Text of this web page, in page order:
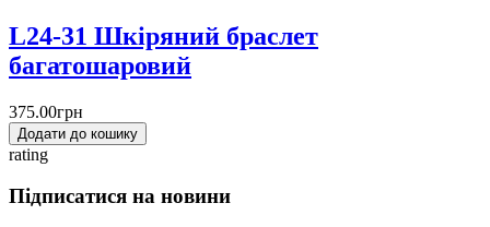
L24-31 Шкіряний браслет
багатошаровий
375.00грн
Додати до кошику
rating
Підписатися на новини